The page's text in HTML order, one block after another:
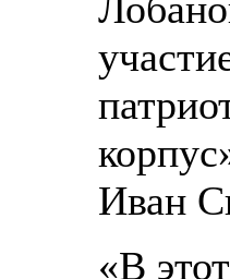
Иван
«В